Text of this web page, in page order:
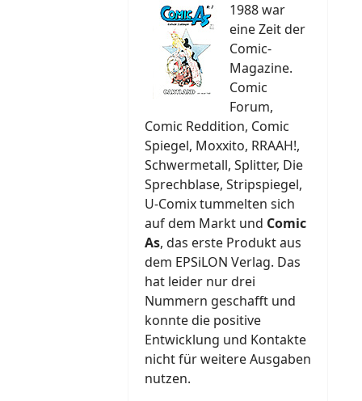
1988 war
eine Zeit der
Comic-
Magazine.
Comic
Forum,
Comic Reddition, Comic
Spiegel, Moxxito, RRAAH!,
Schwermetall, Splitter, Die
Sprechblase, Stripspiegel,
U-Comix tummelten sich
auf dem Markt und Comic
As, das erste Produkt aus
dem EPSiLON Verlag. Das
hat leider nur drei
Nummern geschafft und
konnte die positive
Entwicklung und Kontakte
nicht für weitere Ausgaben
nutzen.